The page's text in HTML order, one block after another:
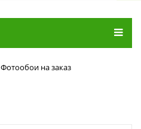
Фотообои на заказ